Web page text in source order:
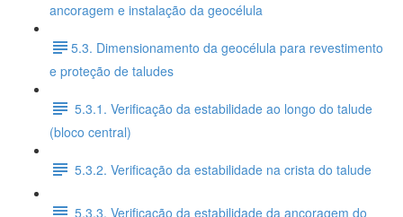
ancoragem e instalação da geocélula
​5.3. Dimensionamento da geocélula para revestimento
e proteção de taludes
5.3.1. Verificação da estabilidade ao longo do talude
(bloco central)
5.3.2. Verificação da estabilidade na crista do talude
5.3.3. Verificação da estabilidade da ancoragem do